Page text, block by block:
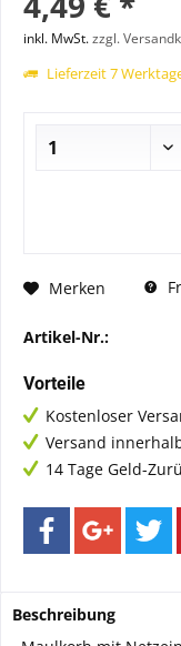
inkl. MwSt.zzgl.
Lieferzeit 7
Merken
Artikel-Nr.:
Vorteile
Kostenloser
Versand
14 Tage Geld-
Beschreibung